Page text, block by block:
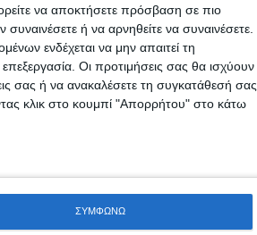
να αποκτήσετε πρόσβαση σε πιο
ή να αρνηθείτε να συναινέσετε.
ενδέχεται να μην απαιτεί τη
Οι προτιμήσεις σας θα ισχύουν
σας ή να ανακαλέσετε τη συγκατάθεσή σας
κλικ στο κουμπί "Απορρήτου" στο κάτω
ΣΥΜΦΩΝΩ